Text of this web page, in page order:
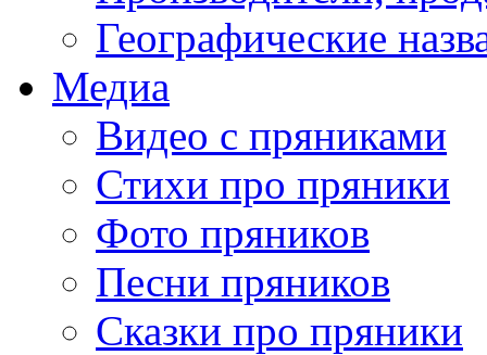
Географические
Медиа
Видео с пряниками
Стихи про пряники
Фото пряников
Песни пряников
Сказки про пряники